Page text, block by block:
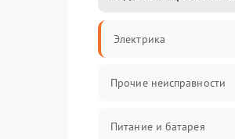
Электрика
Прочие неисправности
Питание и батарея